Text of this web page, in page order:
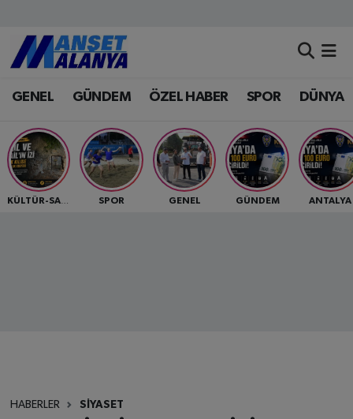
GENEL GÜNDEM ÖZEL HABER SPOR DÜNYA
KÜLTÜR-SANAT SPOR GENEL GÜNDEM ANTALYA
HABERLER SİYASET
Antalya Nöbetçi Eczaneler
Antalya Hava Durumu
Antalya Namaz Vakitleri
Antalya Trafik Yoğunluk Haritası